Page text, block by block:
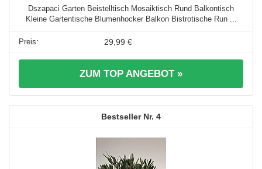
Dszapaci Garten Beistelltisch Mosaiktisch Rund Balkontisch
Kleine Gartentische Blumenhocker Balkon Bistrotische Run ...
29,99 €
ZUM TOP ANGEBOT »
4